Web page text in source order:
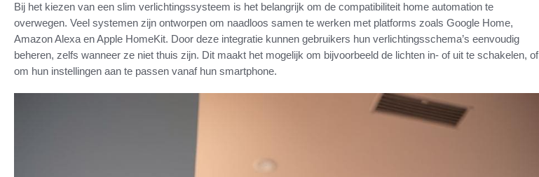
Bij het kiezen van een slim verlichtingssysteem is het belangrijk om de compatibiliteit home automation te
overwegen. Veel systemen zijn ontworpen om naadloos samen te werken met platforms zoals Google Home,
Amazon Alexa en Apple HomeKit. Door deze integratie kunnen gebruikers hun verlichtingsschema’s eenvoudig
beheren, zelfs wanneer ze niet thuis zijn. Dit maakt het mogelijk om bijvoorbeeld de lichten in- of uit te schakelen, of
om hun instellingen aan te passen vanaf hun smartphone.